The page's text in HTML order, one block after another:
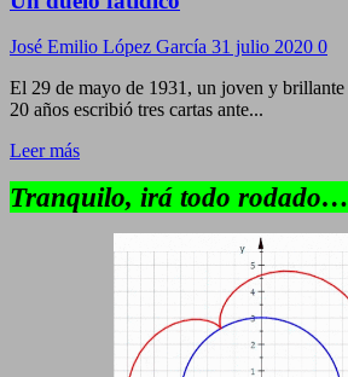
José Emilio López García 31 julio 2020 0
El 29 de mayo de 1931, un joven y brillante
20 años escribió tres cartas ante...
Leer más
Tranquilo, irá todo rodado…